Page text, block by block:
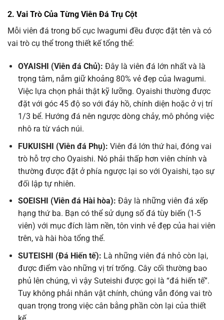
2. Vai Trò Của Từng Viên Đá Trụ Cột
Mỗi viên đá trong bố cục Iwagumi đều được đặt tên và có
vai trò cụ thể trong thiết kế tổng thể:
OYAISHI (Viên đá Chủ): Đây là viên đá lớn nhất và là
trọng tâm, nắm giữ khoảng 80% vẻ đẹp của Iwagumi.
Việc lựa chọn phải thật kỹ lưỡng. Oyaishi thường được
đặt với góc 45 độ so với đáy hồ, chính diện hoặc ở vị trí
1/3 bể. Hướng đá nên ngược dòng chảy, mô phỏng việc
nhô ra từ vách núi.
FUKUISHI (Viên đá Phụ): Viên đá lớn thứ hai, đóng vai
trò hỗ trợ cho Oyaishi. Nó phải thấp hơn viên chính và
thường được đặt ở phía ngược lại so với Oyaishi, tạo sự
đối lập tự nhiên.
SOEISHI (Viên đá Hài hòa): Đây là những viên đá xếp
hạng thứ ba. Bạn có thể sử dụng số đá tùy biến (1-5
viên) với mục đích làm nền, tôn vinh vẻ đẹp của hai viên
trên, và hài hòa tổng thể.
SUTEISHI (Đá Hiến tế): Là những viên đá nhỏ còn lại,
được điểm vào những vị trí trống. Cây cối thường bao
phủ lên chúng, vì vậy Suteishi được gọi là “đá hiến tế”.
Tuy không phải nhân vật chính, chúng vẫn đóng vai trò
quan trọng trong việc cân bằng phần còn lại của thiết